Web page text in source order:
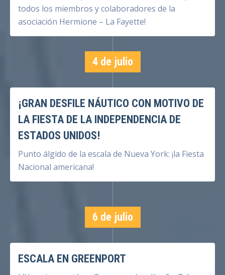
todos los miembros y colaboradores de la
asociación Hermione – La Fayette!
4 de julio
¡GRAN DESFILE NÁUTICO CON MOTIVO DE
LA FIESTA DE LA INDEPENDENCIA DE
ESTADOS UNIDOS!
Punto álgido de la escala de Nueva York: ¡la Fiesta
Nacional americana!
6 de julio
ESCALA EN GREENPORT